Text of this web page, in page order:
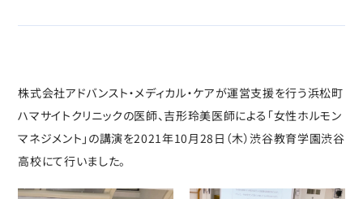
株式会社アドバンスト・メディカル・ケアが運営支援を行う浜松町
ハマサイトクリニックの医師、吉形玲美医師による「女性ホルモン
マネジメント」の講演を2021年10月28日（木）渋谷教育学園渋谷
高校にて行いました。